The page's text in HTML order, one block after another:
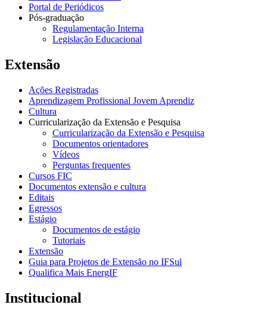
Portal de Periódicos
Pós-graduação
Regulamentação Interna
Legislação Educacional
Extensão
Ações Registradas
Aprendizagem Profissional Jovem Aprendiz
Cultura
Curricularização da Extensão e Pesquisa
Curricularização da Extensão e Pesquisa
Documentos orientadores
Vídeos
Perguntas frequentes
Cursos FIC
Documentos extensão e cultura
Editais
Egressos
Estágio
Documentos de estágio
Tutoriais
Extensão
Guia para Projetos de Extensão no IFSul
Qualifica Mais EnergIF
Institucional